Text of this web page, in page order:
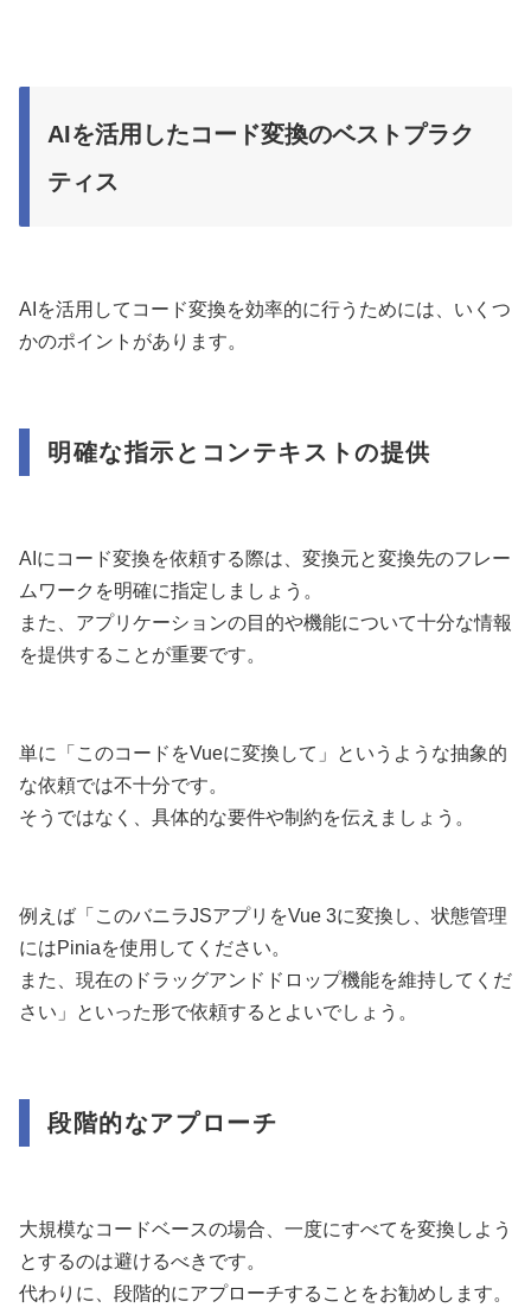
AIを活用したコード変換のベストプラク
ティス
AIを活用してコード変換を効率的に行うためには、いくつ
かのポイントがあります。
明確な指示とコンテキストの提供
AIにコード変換を依頼する際は、変換元と変換先のフレー
ムワークを明確に指定しましょう。
また、アプリケーションの目的や機能について十分な情報
を提供することが重要です。
単に「このコードをVueに変換して」というような抽象的
な依頼では不十分です。
そうではなく、具体的な要件や制約を伝えましょう。
例えば「このバニラJSアプリをVue 3に変換し、状態管理
にはPiniaを使用してください。
また、現在のドラッグアンドドロップ機能を維持してくだ
さい」といった形で依頼するとよいでしょう。
段階的なアプローチ
大規模なコードベースの場合、一度にすべてを変換しよう
とするのは避けるべきです。
代わりに、段階的にアプローチすることをお勧めします。